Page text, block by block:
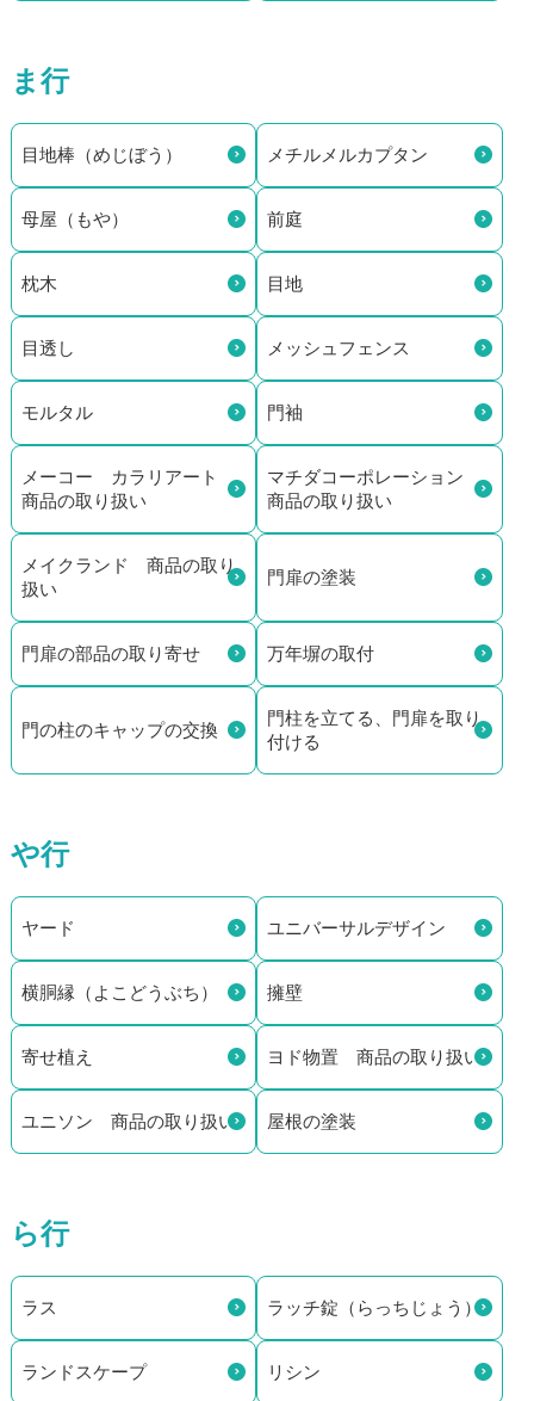
ま行
目地棒（めじぼう） メチルメルカプタン
母屋（もや） 前庭
枕木 目地
目透し メッシュフェンス
モルタル 門袖
メーコー カラリアート
商品の取り扱い
マチダコーポレーション
商品の取り扱い
メイクランド 商品の取り
扱い
門扉の塗装
門扉の部品の取り寄せ 万年塀の取付
門の柱のキャップの交換
門柱を立てる、門扉を取り
付ける
や行
ヤード ユニバーサルデザイン
横胴縁（よこどうぶち） 擁壁
寄せ植え ヨド物置 商品の取り扱い
ユニソン 商品の取り扱い 屋根の塗装
ら行
ラス ラッチ錠（らっちじょう）
ランドスケープ リシン